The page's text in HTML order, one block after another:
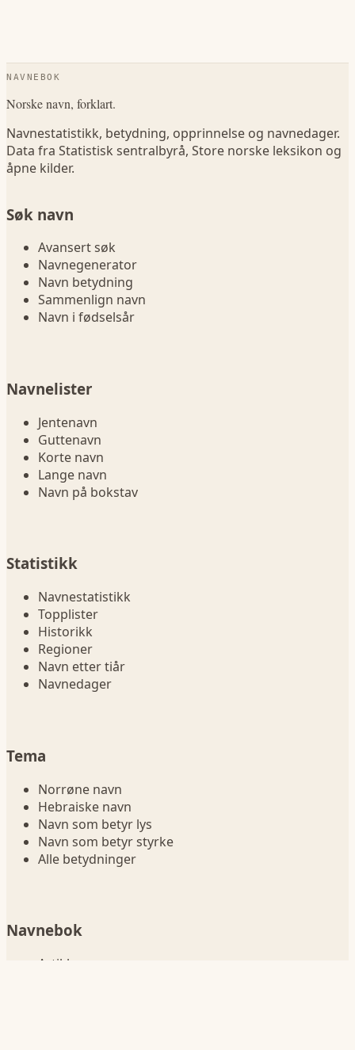
NAVNEBOK
Norske navn, forklart.
Navnestatistikk, betydning, opprinnelse og navnedager.
Data fra Statistisk sentralbyrå, Store norske leksikon og
åpne kilder.
Søk navn
Avansert søk
Navnegenerator
Navn betydning
Sammenlign navn
Navn i fødselsår
Navnelister
Jentenavn
Guttenavn
Korte navn
Lange navn
Navn på bokstav
Statistikk
Navnestatistikk
Topplister
Historikk
Regioner
Navn etter tiår
Navnedager
Tema
Norrøne navn
Hebraiske navn
Navn som betyr lys
Navn som betyr styrke
Alle betydninger
Navnebok
Artikler